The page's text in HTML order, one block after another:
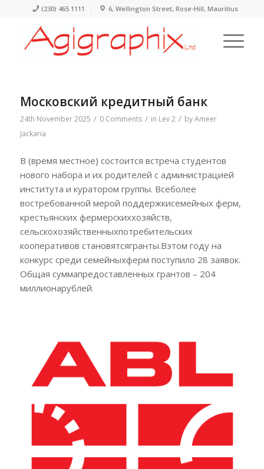
(230) 465 1111 6, Wellington Street, Rose-Hill, Mauritius
Московский кредитный банк
24th November 2025 / 0 Comments / in Lev 2 / byAmeer
Jackaria
В (время местное) состоится встреча студентов
нового набора и их родителей с администрацией
института и куратором группы. Всеболее
востребованной мерой поддержкисемейных ферм,
крестьянских фермерскиххозяйств,
сельскохозяйственныхпотребительских
кооперативов становятсягранты.Вэтом году на
конкурс среди семейныхферм поступило 28 заявок.
Общая суммапредоставленных грантов – 204
миллионарублей.